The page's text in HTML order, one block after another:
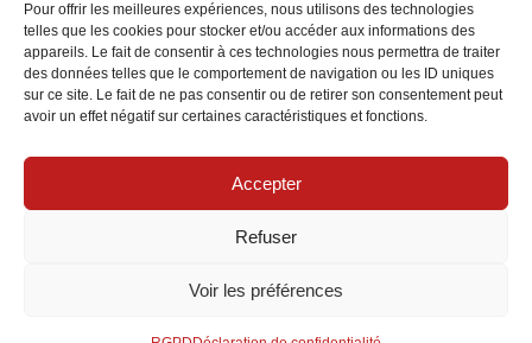
Pour offrir les meilleures expériences, nous utilisons des technologies
telles que les cookies pour stocker et/ou accéder aux informations des
appareils. Le fait de consentir à ces technologies nous permettra de traiter
des données telles que le comportement de navigation ou les ID uniques
sur ce site. Le fait de ne pas consentir ou de retirer son consentement peut
avoir un effet négatif sur certaines caractéristiques et fonctions.
Accepter
Refuser
Voir les préférences
CGVD
RGPD
SUIVEZ NOUS
Made by :Standesign.fr